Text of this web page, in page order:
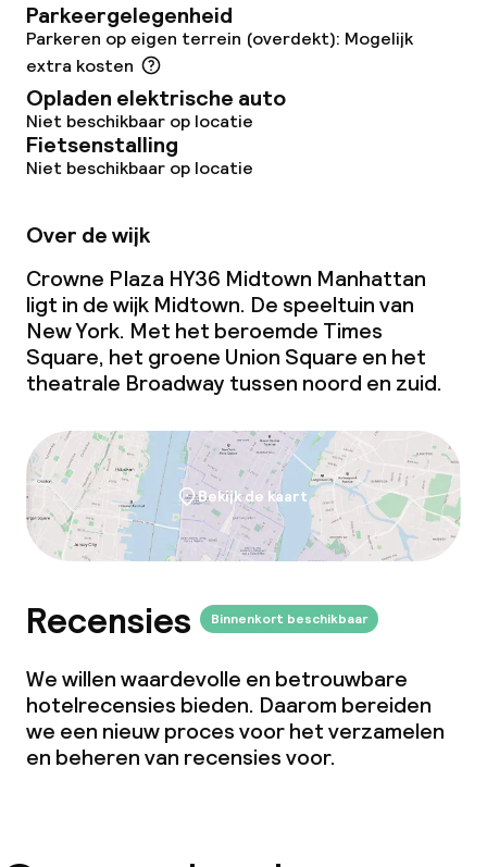
Parkeergelegenheid
Parkeren op eigen terrein (overdekt): Mogelijk
extra kosten
Opladen elektrische auto
Niet beschikbaar op locatie
Fietsenstalling
Niet beschikbaar op locatie
Over de wijk
Crowne Plaza HY36 Midtown Manhattan
ligt in de wijk Midtown. De speeltuin van
New York. Met het beroemde Times
Square, het groene Union Square en het
theatrale Broadway tussen noord en zuid.
Bekijk de kaart
Recensies Binnenkort beschikbaar
We willen waardevolle en betrouwbare
hotelrecensies bieden. Daarom bereiden
we een nieuw proces voor het verzamelen
en beheren van recensies voor.